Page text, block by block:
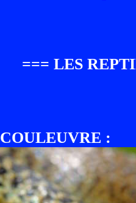
=== LES
: